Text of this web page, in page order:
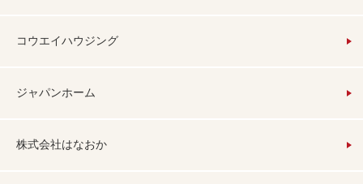
コウエイハウジング
ジャパンホーム
株式会社はなおか